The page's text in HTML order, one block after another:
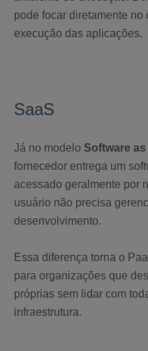
pode focar diretamente
execução das aplicações.
SaaS
Já no modelo Software
fornecedor entrega um
acessado geralmente por
usuário não precisa
desenvolvimento.
Essa diferença torna o
para organizações que
próprias sem lidar com
infraestrutura.